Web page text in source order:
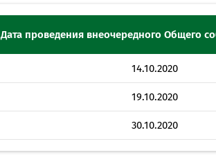
Дата проведения внеочередного Общего
14.10.2020
19.10.2020
30.10.2020